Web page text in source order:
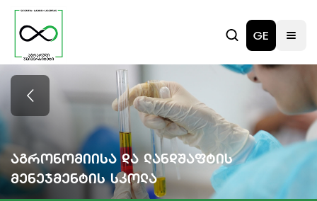
GE
Აგრონომიისა Და Ლანდშაფტის
Მენეჯმენტის Სკოლა